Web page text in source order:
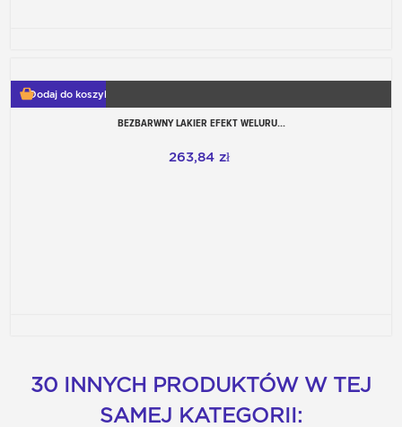
Dodaj do koszyka
BEZBARWNY LAKIER EFEKT WELURU...
263,84 zł
30 INNYCH PRODUKTÓW W TEJ
SAMEJ KATEGORII: